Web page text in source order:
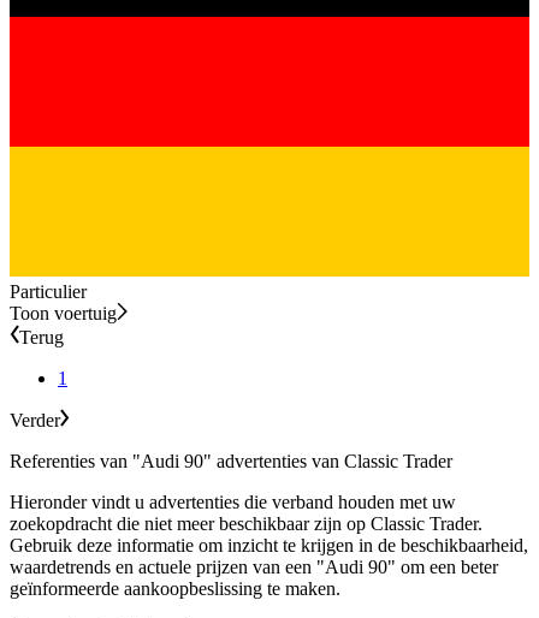
Particulier
Toon voertuig
Terug
1
Verder
Referenties van "Audi 90" advertenties van Classic Trader
Hieronder vindt u advertenties die verband houden met uw
zoekopdracht die niet meer beschikbaar zijn op Classic Trader.
Gebruik deze informatie om inzicht te krijgen in de beschikbaarheid,
waardetrends en actuele prijzen van een "Audi 90" om een beter
geïnformeerde aankoopbeslissing te maken.